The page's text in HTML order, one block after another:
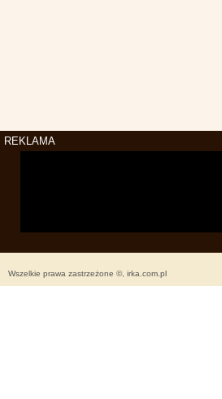
REKLAMA
Wszelkie prawa zastrzeżone ©, irka.com.pl